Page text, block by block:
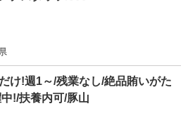
け!週1～/残業なし/絶品賄いがた
!/扶養内可/豚山